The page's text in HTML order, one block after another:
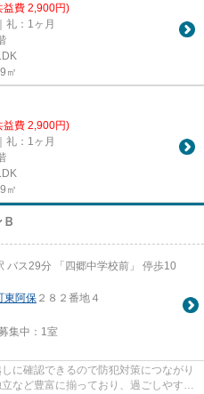
益費 2,900円)
礼：1ヶ月
㎡
益費 2,900円)
礼：1ヶ月
㎡
バス29分 「四郷中学校前」 停歩10
東阿保 ２８２番地４
集中： 1室
に確認できるので防犯対策につながり
など豊富に揃っており、過ごしやすい